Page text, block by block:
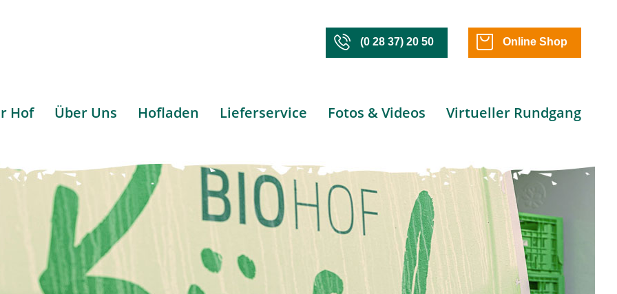
(0 28 37) 20 50 Online Shop
Hof Über Uns Hofladen Lieferservice Fotos & Videos Virtueller Rundgang